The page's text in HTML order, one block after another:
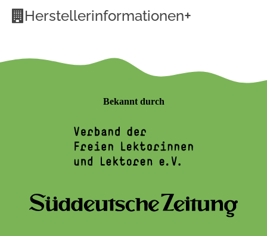
Herstellerinformationen+
Bekannt durch